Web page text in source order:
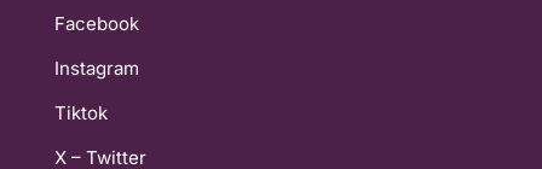
Facebook
Instagram
Tiktok
X – Twitter